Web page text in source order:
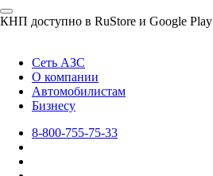
КНП доступно в RuStore и Google Play
Сеть АЗС
О компании
Автомобилистам
Бизнесу
8-800-755-75-33